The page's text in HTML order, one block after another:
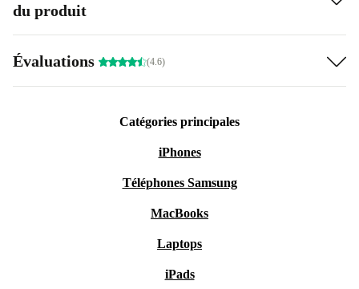
du produit
Évaluations (4.6)
Catégories principales
iPhones
Téléphones Samsung
MacBooks
Laptops
iPads